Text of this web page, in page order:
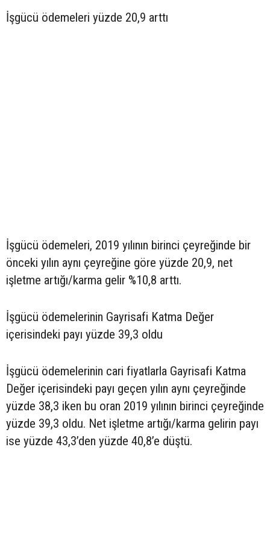
İşgücü ödemeleri yüzde 20,9 arttı
İşgücü ödemeleri, 2019 yılının birinci çeyreğinde bir
önceki yılın aynı çeyreğine göre yüzde 20,9, net
işletme artığı/karma gelir %10,8 arttı.
İşgücü ödemelerinin Gayrisafi Katma Değer
içerisindeki payı yüzde 39,3 oldu
İşgücü ödemelerinin cari fiyatlarla Gayrisafi Katma
Değer içerisindeki payı geçen yılın aynı çeyreğinde
yüzde 38,3 iken bu oran 2019 yılının birinci çeyreğinde
yüzde 39,3 oldu. Net işletme artığı/karma gelirin payı
ise yüzde 43,3’den yüzde 40,8’e düştü.